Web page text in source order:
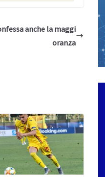
anche la maggi
oranza